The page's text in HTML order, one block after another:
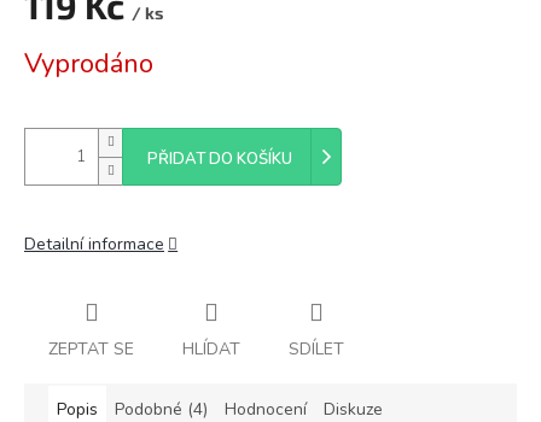
/ ks
cena:
Vyprodáno
PŘIDAT DO KOŠÍKU
Detailní informace
ZEPTAT SE HLÍDAT SDÍLET
Popis Podobné (4) Hodnocení Diskuze